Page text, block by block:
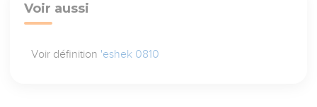
Voir aussi
Voir définition 'eshek 0810